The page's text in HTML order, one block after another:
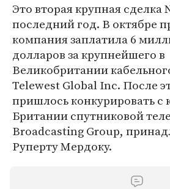
Это вторая крупная сделка
последний год. В октябре
компания заплатила 6
долларов за крупнейшего в
Великобритании
Telewest Global Inc. После
пришлось конкурировать с
Британии спутниковой
Broadcasting Group,
Руперту Мердоку.